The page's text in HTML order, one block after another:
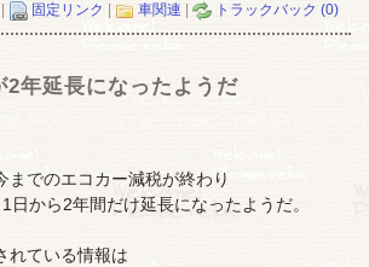
固定リンク 車関連 | トラックバック (0)
2年延長になったようだ
までのエコカー減税が終わり
日から2年間だけ延長になったようだ。
れている情報は